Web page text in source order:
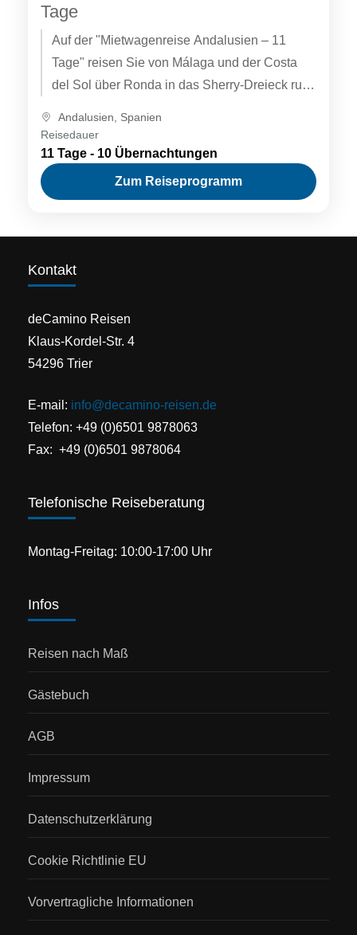
Tage
Auf der "Mietwagenreise Andalusien – 11
Tage" reisen Sie von Málaga und der Costa
del Sol über Ronda in das Sherry-Dreieck rund
Andalusien
Spanien
Reisedauer
11 Tage - 10 Übernachtungen
Zum Reiseprogramm
Kontakt
deCamino Reisen
Klaus-Kordel-Str. 4
54296 Trier
E-mail: info@decamino-reisen.de
Telefon: +49 (0)6501 9878063
Fax: +49 (0)6501 9878064
Telefonische Reiseberatung
Montag-Freitag: 10:00-17:00 Uhr
Infos
Reisen nach Maß
Gästebuch
AGB
Impressum
Datenschutzerklärung
Cookie Richtlinie EU
Vorvertragliche Informationen